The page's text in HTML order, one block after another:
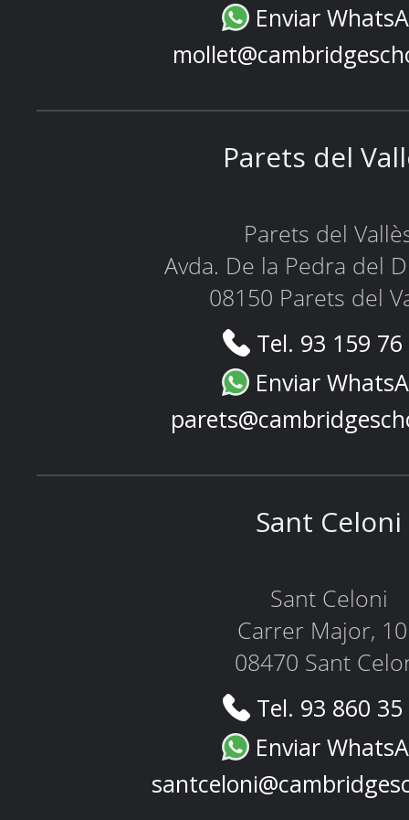
Enviar
Parets del
Parets del
Avda. De la Pedra del
08150 Parets del
Tel. 93 159
Enviar
Sant Celoni
Sant Celoni
Carrer Major,
08470 Sant
Tel. 93 860
Enviar